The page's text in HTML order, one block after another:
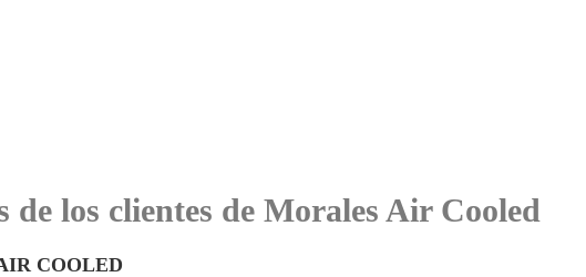
de los clientes de Morales Air Cooled
COOLED